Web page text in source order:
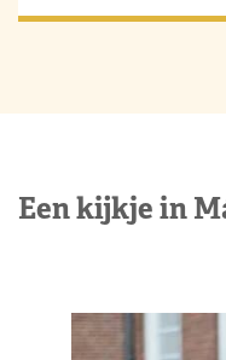
Een kijkje in